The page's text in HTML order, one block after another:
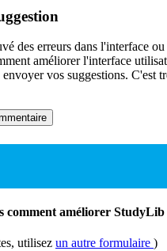
des erreurs dans l'interface ou
améliorer l'interface
envoyer vos suggestions. C'est
comment améliorer StudyLib
utilisez un autre formulaire )